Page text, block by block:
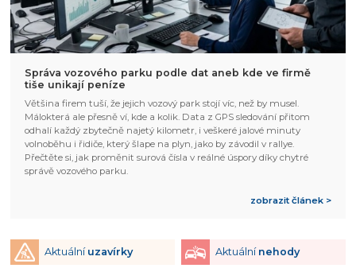
Správa vozového parku podle dat aneb kde ve firmě
tiše unikají peníze
Většina firem tuší, že jejich vozový park stojí víc, než by musel.
Málokterá ale přesně ví, kde a kolik. Data z GPS sledování přitom
odhalí každý zbytečně najetý kilometr, i veškeré jalové minuty
volnoběhu i řidiče, který šlape na plyn, jako by závodil v rallye.
Přečtěte si, jak proměnit surová čísla v reálné úspory díky chytré
správě vozového parku.
zobrazit článek >
Aktuální uzavírky Aktuální nehody